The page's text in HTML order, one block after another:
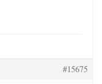
#15675